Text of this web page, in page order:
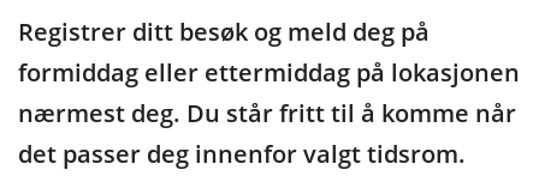
Registrer ditt besøk og meld deg på
formiddag eller ettermiddag på lokasjonen
nærmest deg. Du står fritt til å komme når
det passer deg innenfor valgt tidsrom.